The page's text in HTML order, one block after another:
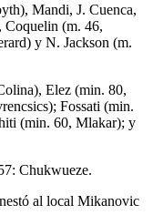
Mandi, J. Cuenca,
Coquelin (m. 46,
y N. Jackson (m.
Elez (min. 80,
Fossati (min.
(min. 60, Mlakar); y
Chukwueze.
al local Mikanovic